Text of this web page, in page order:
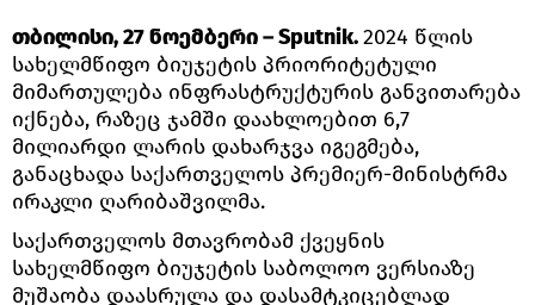
თბილისი, 27 ნოემბერი – Sputnik.2024 წლის
სახელმწიფო ბიუჯეტის პრიორიტეტული
მიმართულება ინფრასტრუქტურის განვითარება
იქნება, რაზეც ჯამში დაახლოებით 6,7
მილიარდი ლარის დახარჯვა იგეგმება,
განაცხადა საქართველოს პრემიერ-მინისტრმა
ირაკლი ღარიბაშვილმა.
საქართველოს მთავრობამ ქვეყნის
სახელმწიფო ბიუჯეტის საბოლოო ვერსიაზე
მუშაობა დაასრულა და დასამტკიცებლად